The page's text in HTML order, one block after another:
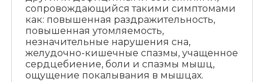
сопровождающийся такими симптомами
как: повышенная раздражительность,
повышенная утомляемость,
незначительные нарушения сна,
желудочно-кишечные спазмы, учащенное
сердцебиение, боли и спазмы мышц,
ощущение покалывания в мышцах.